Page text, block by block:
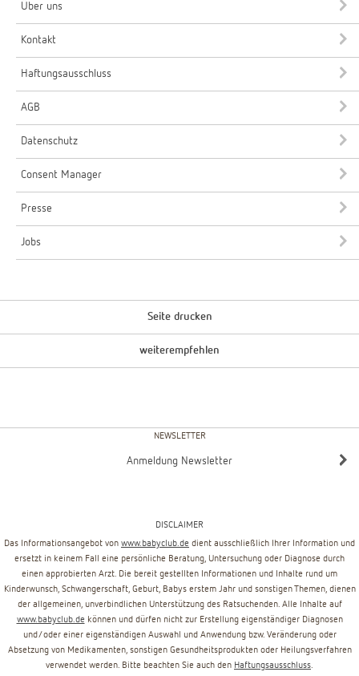
Über uns
Kontakt
Haftungsausschluss
AGB
Datenschutz
Consent Manager
Presse
Jobs
Seite drucken
weiterempfehlen
NEWSLETTER
Anmeldung Newsletter
DISCLAIMER
Das Informationsangebot von www.babyclub.de dient ausschließlich Ihrer Information und
ersetzt in keinem Fall eine persönliche Beratung, Untersuchung oder Diagnose durch
einen approbierten Arzt. Die bereit gestellten Informationen und Inhalte rund um
Kinderwunsch, Schwangerschaft, Geburt, Babys erstem Jahr und sonstigen Themen, dienen
der allgemeinen, unverbindlichen Unterstützung des Ratsuchenden. Alle Inhalte auf
www.babyclub.de können und dürfen nicht zur Erstellung eigenständiger Diagnosen
und/oder einer eigenständigen Auswahl und Anwendung bzw. Veränderung oder
Absetzung von Medikamenten, sonstigen Gesundheitsprodukten oder Heilungsverfahren
verwendet werden. Bitte beachten Sie auch den Haftungsausschluss.